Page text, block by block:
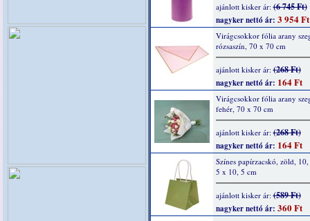
ajánlott kisker ár:(6 745 Ft)
nagyker nettó ár: 3 954 Ft
Virágcsokkor fólia arany
rózsaszín, 70 x 70 cm
ajánlott kisker ár:(268 Ft)
nagyker nettó ár: 164 Ft
Virágcsokkor fólia arany
fehér, 70 x 70 cm
ajánlott kisker ár:(268 Ft)
nagyker nettó ár: 164 Ft
Színes papírzacskó, zöld,
5 x 10, 5 cm
ajánlott kisker ár:(589 Ft)
nagyker nettó ár: 360 Ft